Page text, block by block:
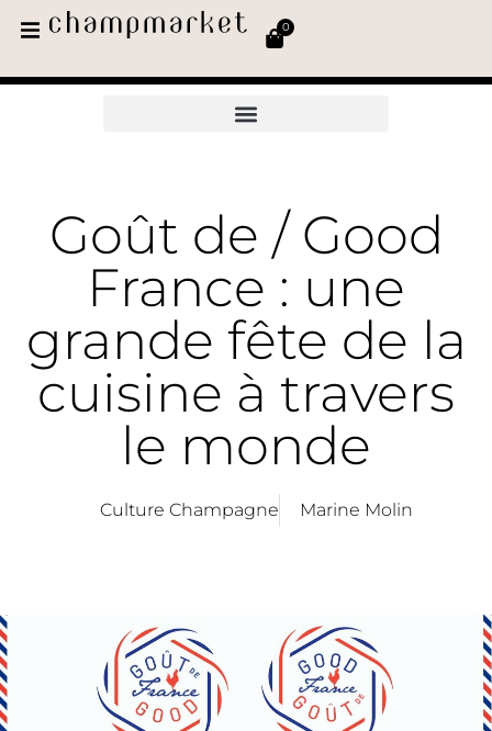
0
Goût de / Good
France : une
grande fête de la
cuisine à travers
le monde
Culture Champagne Marine Molin